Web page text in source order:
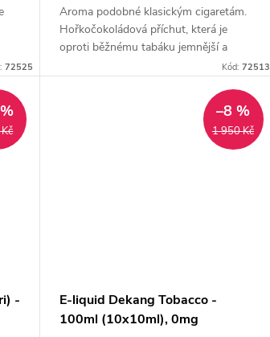
72525
Aroma podobné klasickým cigaretám.
Hořkočokoládová příchut, která je
oproti běžnému tabáku jemnější a
nasládlejší. Z nabídky e-liquidů je tato
Kód: 72513
-
1 950 Kč
–8 %
E-liquid Dekang Tobacco -
100ml (10x10ml), 0mg